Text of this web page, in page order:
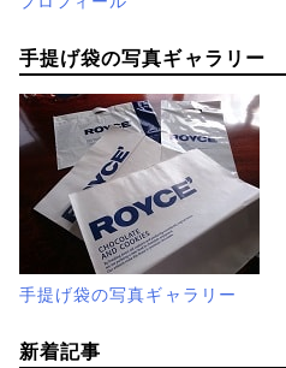
手提げ袋の写真ギャラリー
手提げ袋の写真ギャラリー
新着記事